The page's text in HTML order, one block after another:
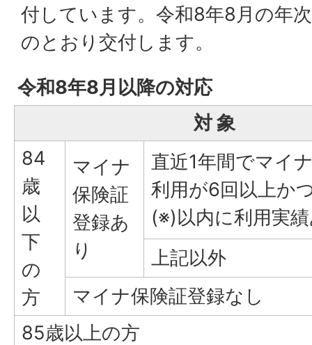
付しています。令和8年8月の年
のとおり交付します。
令和8年8月以降の対応
対 象
84
歳
以
下
の
方
マイナ
保険証
登録あ
り
直近1年間でマイ
利用が6回以上か
(※)以内に利用実
上記以外
マイナ保険証登録なし
85歳以上の方